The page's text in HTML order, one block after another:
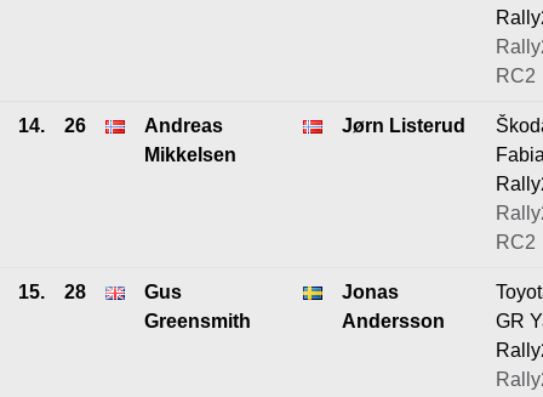
RC2
14. 26
Andreas
Mikkelsen
Jørn Listerud
RC2
15. 28
Gus
Greensmith
Jonas
Andersson
GR